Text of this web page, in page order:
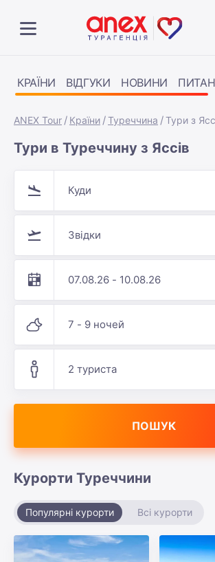
КРАЇНИ ВІДГУКИ НОВИНИ
ANEX Tour Країни Туреччина Тури з
Тури в Туреччину з Яссів
Куди
Звідки
07.08.26 - 10.08.26
7 - 9 ночей
2 туриста
ПОШУК
Курорти Туреччини
Популярні курорти Всі курорти